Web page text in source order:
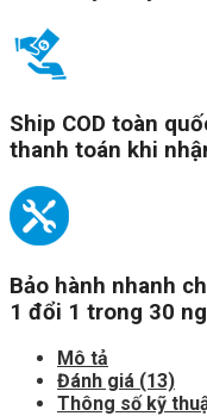
Ship COD toàn
thanh toán khi
Bảo hành nhanh
1 đổi 1 trong 30
Mô tả
Đánh giá (13)
Thông số kỹ